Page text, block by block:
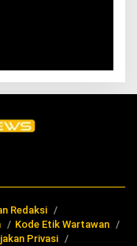
Redaksi
Kode Etik Wartawan
Privasi